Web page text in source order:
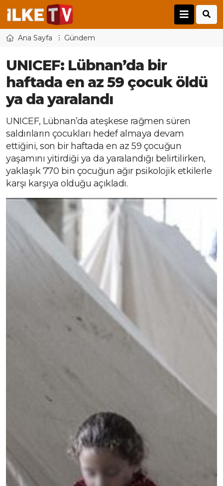
Ana Sayfa Gündem
UNICEF: Lübnan’da bir
haftada en az 59 çocuk öldü
ya da yaralandı
UNICEF, Lübnan’da ateşkese rağmen süren
saldırıların çocukları hedef almaya devam
ettiğini, son bir haftada en az 59 çocuğun
yaşamını yitirdiği ya da yaralandığı belirtilirken,
yaklaşık 770 bin çocuğun ağır psikolojik etkilerle
karşı karşıya olduğu açıkladı.